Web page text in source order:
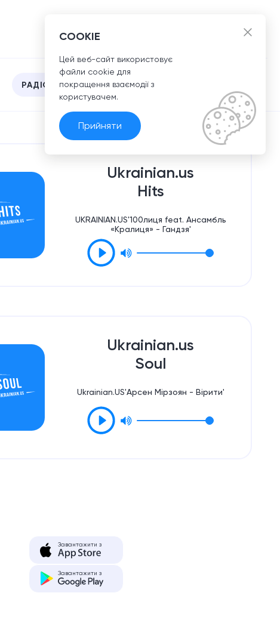
UA
РАДІО
Ukrainian.us
Hits
UKRAINIAN.US'100лиця feat. Ансамбль
«Кралиця» - Гандзя'
Ukrainian.us
Soul
Ukrainian.US'Арсен Мірзоян - Вірити'
Завантажити з
Завантажити з
COOKIE
Цей веб-сайт використовує
файли сookie для
покращення взаємодії з
користувачем.
Прийняти